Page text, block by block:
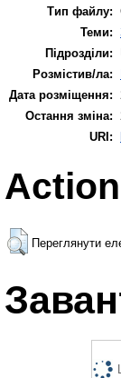
Тип файлу:
Теми:
Підрозділи:
Розмістив/ла:
Дата розміщення:
Остання зміна:
URI:
Переглянути